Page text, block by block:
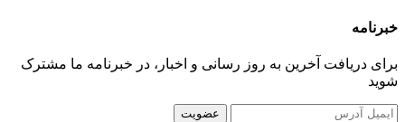
خبرنامه
برای دریافت آخرین به روز رسانی و اخبار، در خبرنامه ما مشترک
شوید
عضویت